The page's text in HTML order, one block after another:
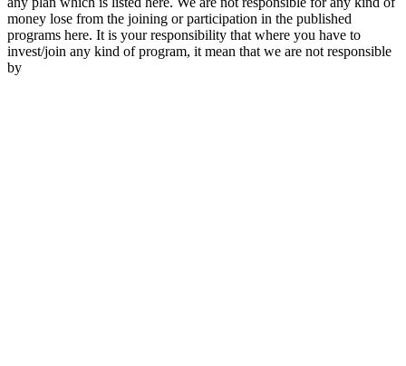
money lose from the joining or participation in the published
programs here. It is your responsibility that where you have to
invest/join any kind of program, it mean that we are not responsible
by